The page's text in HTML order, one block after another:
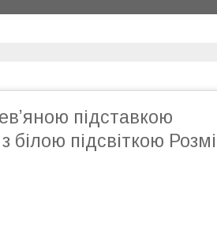
підставкою
білою підсвіткою